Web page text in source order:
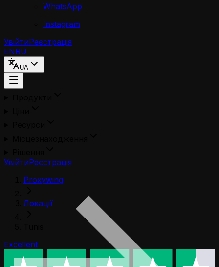
WhatsApp
Instagram
УвійтиРеєстрація
ENRU
UA
УвійтиРеєстрація
Proxywing
Локації
Excellent